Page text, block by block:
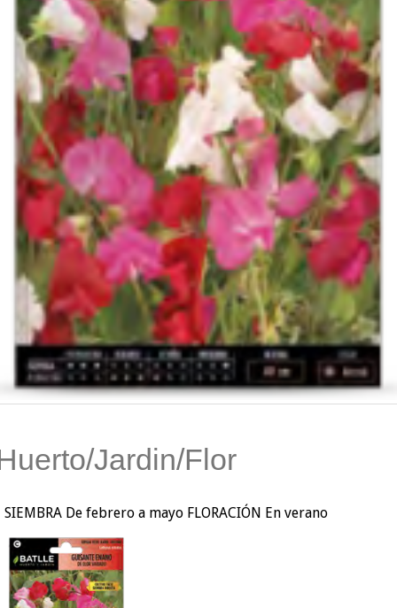
Jardin/Flor
SIEMBRA De febrero a mayo FLORACIÓN En verano